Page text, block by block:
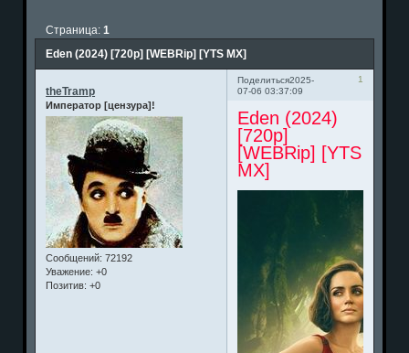
Eden (2024) [720p] [WEBRip] [YTS MX]
Страница:1
Поделиться 1
2025-
07-06 03:37:09
theTramp
Император [цензура]!
Сообщений: 72192
Уважение: +0
Позитив: +0
Eden (2024)
[720p]
[WEBRip] [YTS
MX]